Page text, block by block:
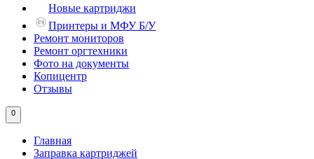
Новые картриджи
Принтеры и МФУ Б/У
Ремонт мониторов
Ремонт оргтехники
Фото на документы
Копицентр
Отзывы
0
Главная
Заправка картриджей